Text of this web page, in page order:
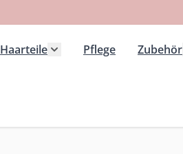
Haarteile
Pflege
Zubehör